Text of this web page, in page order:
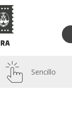
Sencillo